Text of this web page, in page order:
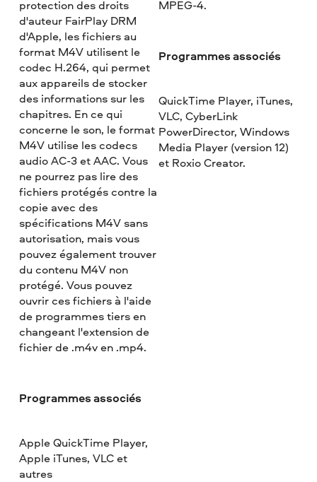
protection des droits
d'auteur FairPlay DRM
d'Apple, les fichiers au
format M4V utilisent le
codec H.264, qui permet
aux appareils de stocker
des informations sur les
chapitres. En ce qui
concerne le son, le format
M4V utilise les codecs
audio AC-3 et AAC. Vous
ne pourrez pas lire des
fichiers protégés contre la
copie avec des
spécifications M4V sans
autorisation, mais vous
pouvez également trouver
du contenu M4V non
protégé. Vous pouvez
ouvrir ces fichiers à l'aide
de programmes tiers en
changeant l'extension de
fichier de .m4v en .mp4.
Programmes associés
Apple QuickTime Player,
Apple iTunes, VLC et
autres
MPEG-4.
Programmes associés
QuickTime Player, iTunes,
VLC, CyberLink
PowerDirector, Windows
Media Player (version 12)
et Roxio Creator.